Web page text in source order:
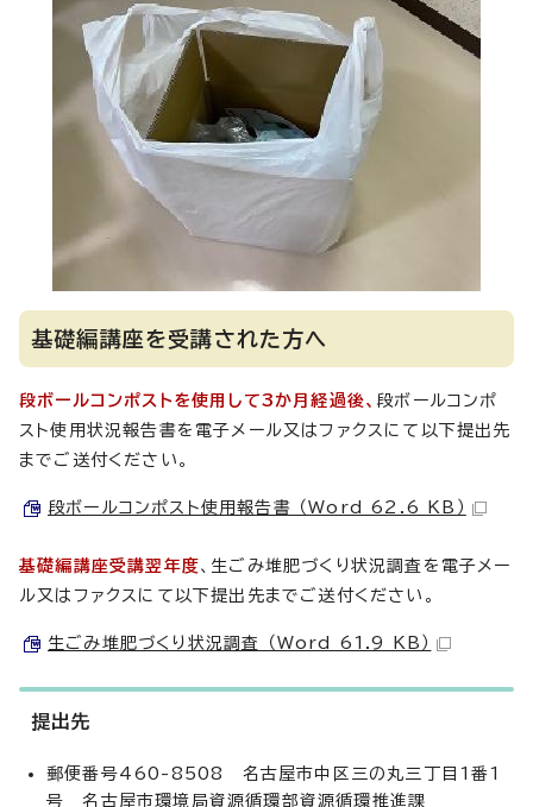
基礎編講座を受講された方へ
段ボールコンポストを使用して3か月経過後、 段ボールコンポ
スト使用状況報告書を電子メール又はファクスにて以下提出先
までご送付ください。
段ボールコンポスト使用報告書 （Word 62.6 KB）
基礎編講座受講翌年度、生ごみ堆肥づくり状況調査を電子メー
ル又はファクスにて以下提出先までご送付ください。
生ごみ堆肥づくり状況調査 （Word 61.9 KB）
提出先
郵便番号460-8508 名古屋市中区三の丸三丁目1番1
号 名古屋市環境局資源循環部資源循環推進課